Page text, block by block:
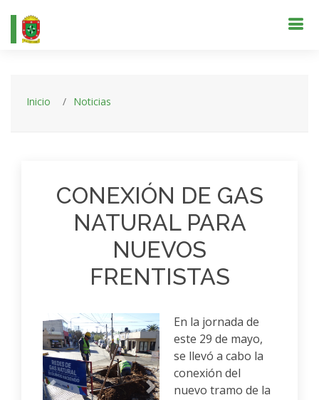
Inicio Noticias
CONEXIÓN DE GAS
NATURAL PARA
NUEVOS
FRENTISTAS
Anterior Siguiente
En la jornada de
este 29 de mayo,
se llevó a cabo la
conexión del
nuevo tramo de la